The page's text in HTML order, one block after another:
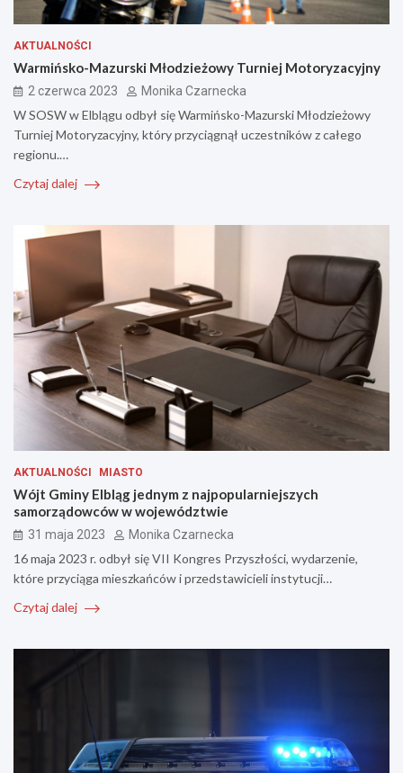
AKTUALNOŚCI
Warmińsko-Mazurski Młodzieżowy Turniej Motoryzacyjny
2 czerwca 2023 Monika Czarnecka
W SOSW w Elblągu odbył się Warmińsko-Mazurski Młodzieżowy
Turniej Motoryzacyjny, który przyciągnął uczestników z całego
regionu.…
Czytaj dalej
AKTUALNOŚCI MIASTO
Wójt Gminy Elbląg jednym z najpopularniejszych
samorządowców w województwie
31 maja 2023 Monika Czarnecka
16 maja 2023 r. odbył się VII Kongres Przyszłości, wydarzenie,
które przyciąga mieszkańców i przedstawicieli instytucji…
Czytaj dalej